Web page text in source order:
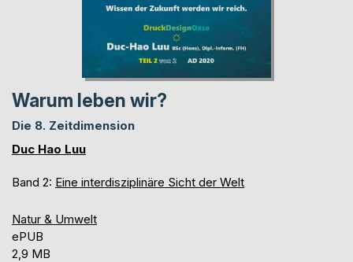
Warum leben wir?
Die 8. Zeitdimension
Duc Hao Luu
Band 2: Eine interdisziplinäre Sicht der Welt
Natur & Umwelt
ePUB
2,9 MB